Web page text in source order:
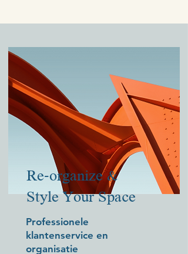
Re-organize &
Style Your Space
Professionele
klantenservice en
organisatie